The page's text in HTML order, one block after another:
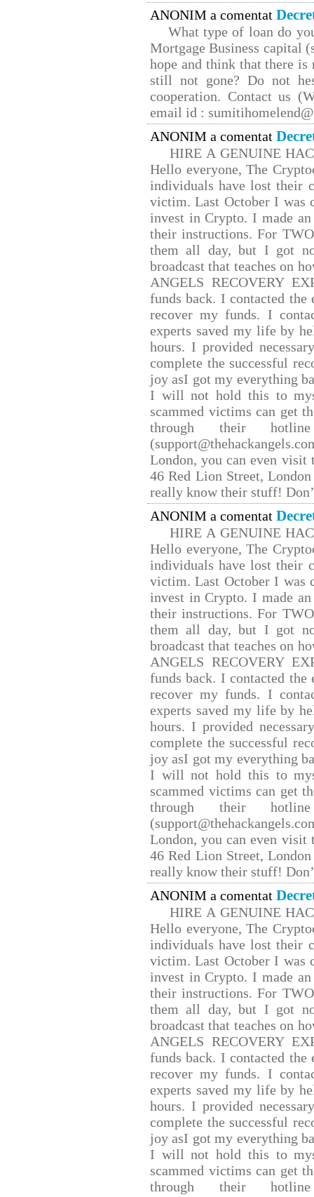
ANONIM a comentat
What type of loan do
Mortgage Business capital
hope and think that there
still not gone? Do not
cooperation. Contact us
email id :
ANONIM a comentat
HIRE A GENUINE
Hello everyone, The
individuals have lost their
victim. Last October I was
invest in Crypto. I made
their instructions. For
them all day, but I got
broadcast that teaches on
ANGELS RECOVERY
funds back. I contacted
recover my funds. I
experts saved my life by
hours. I provided
complete the successful
joy asI got my everything
I will not hold this to
scammed victims can get
through their hotline
London, you can even
46 Red Lion Street,
really know their stuff!
ANONIM a comentat
HIRE A GENUINE
Hello everyone, The
individuals have lost their
victim. Last October I was
invest in Crypto. I made
their instructions. For
them all day, but I got
broadcast that teaches on
ANGELS RECOVERY
funds back. I contacted
recover my funds. I
experts saved my life by
hours. I provided
complete the successful
joy asI got my everything
I will not hold this to
scammed victims can get
through their hotline
London, you can even
46 Red Lion Street,
really know their stuff!
ANONIM a comentat
HIRE A GENUINE
Hello everyone, The
individuals have lost their
victim. Last October I was
invest in Crypto. I made
their instructions. For
them all day, but I got
broadcast that teaches on
ANGELS RECOVERY
funds back. I contacted
recover my funds. I
experts saved my life by
hours. I provided
complete the successful
joy asI got my everything
I will not hold this to
scammed victims can get
through their hotline